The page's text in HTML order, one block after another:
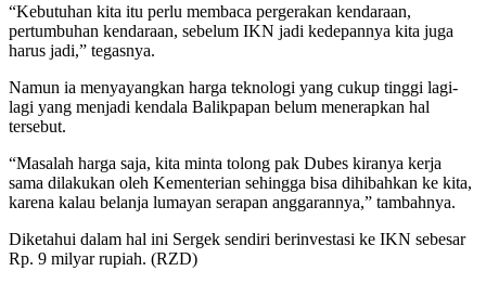
“Kebutuhan kita itu perlu membaca pergerakan kendaraan,
pertumbuhan kendaraan, sebelum IKN jadi kedepannya kita juga
harus jadi,” tegasnya.
Namun ia menyayangkan harga teknologi yang cukup tinggi lagi-
lagi yang menjadi kendala Balikpapan belum menerapkan hal
tersebut.
“Masalah harga saja, kita minta tolong pak Dubes kiranya kerja
sama dilakukan oleh Kementerian sehingga bisa dihibahkan ke kita,
karena kalau belanja lumayan serapan anggarannya,” tambahnya.
Diketahui dalam hal ini Sergek sendiri berinvestasi ke IKN sebesar
Rp. 9 milyar rupiah. (RZD)